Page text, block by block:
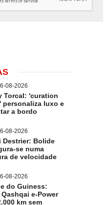
08-2026
Torcal: 'curation
personaliza luxo e
a bordo
08-2026
Destrier: Bolide
se numa
de velocidade
08-2026
do Guiness:
e-Power
km sem